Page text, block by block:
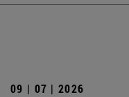
09 | 07 | 2026